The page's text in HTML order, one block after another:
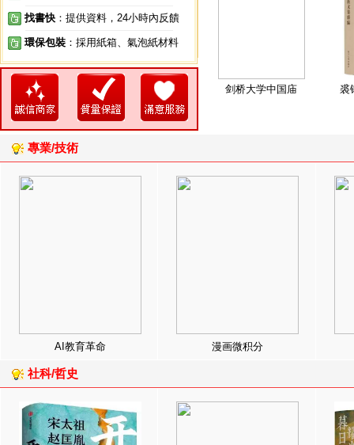
找書快 ：提供資料，24小時內反饋
環保包裝 ：採用紙箱、氣泡紙材料
剑桥大学中国庙 裘
專業/技術
AI教育革命 漫画微积分
社科/哲史